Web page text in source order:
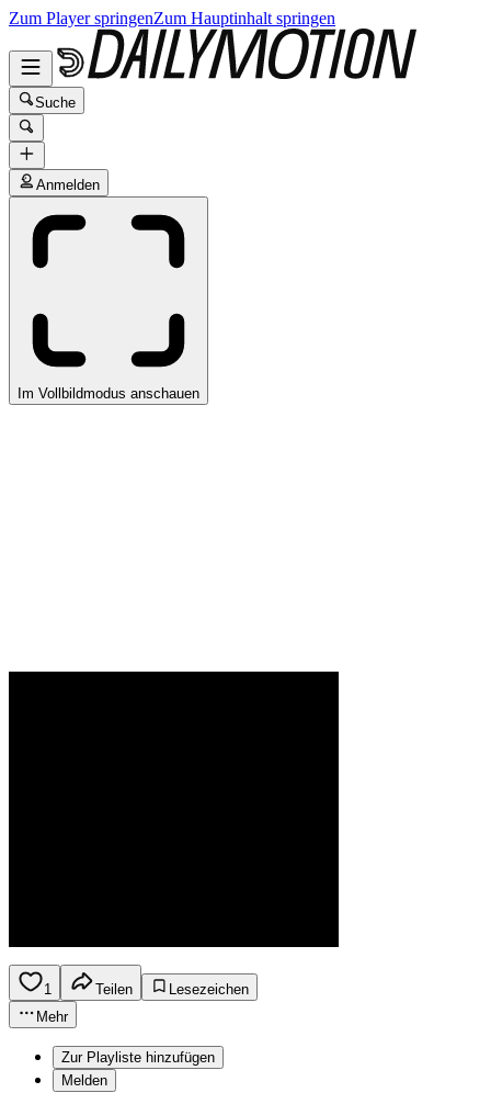
Zum Player springenZum Hauptinhalt springen
Suche
Anmelden
Im Vollbildmodus anschauen
1 Teilen
Lesezeichen
Mehr
Zur Playliste hinzufügen
Melden